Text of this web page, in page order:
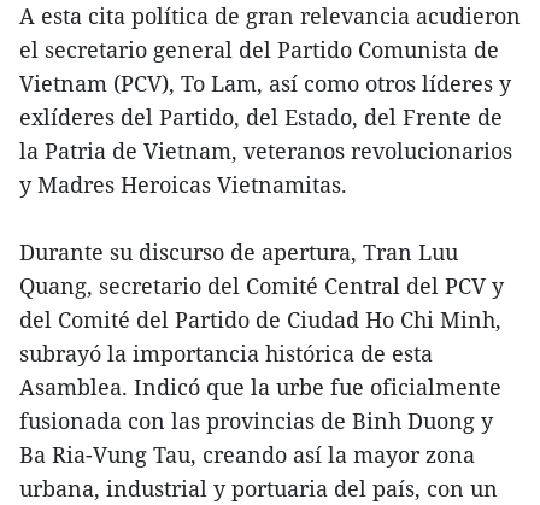
A esta cita política de gran relevancia acudieron
el secretario general del Partido Comunista de
Vietnam (PCV), To Lam, así como otros líderes y
exlíderes del Partido, del Estado, del Frente de
la Patria de Vietnam, veteranos revolucionarios
y Madres Heroicas Vietnamitas.
Durante su discurso de apertura, Tran Luu
Quang, secretario del Comité Central del PCV y
del Comité del Partido de Ciudad Ho Chi Minh,
subrayó la importancia histórica de esta
Asamblea. Indicó que la urbe fue oficialmente
fusionada con las provincias de Binh Duong y
Ba Ria-Vung Tau, creando así la mayor zona
urbana, industrial y portuaria del país, con un